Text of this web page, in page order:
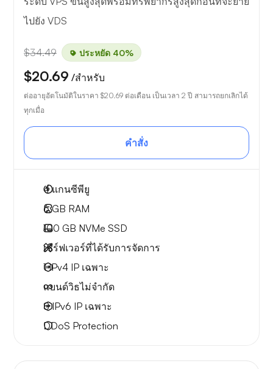
ไปยัง VDS
$34.49 ประหยัด 40%
$20.69 /สำหรับ
ต่ออายุอัตโนมัติในราคา $20.69 ต่อเดือน เป็นเวลา 2 ปี สามารถยกเลิกได้
ทุกเมื่อ
คำสั่ง
4แกนซีพียู
6 GB RAM
100 GB NVMe SSD
เซิร์ฟเวอร์ที่ได้รับการจัดการ
1 IPv4 IP เฉพาะ
แบนด์วิธไม่จำกัด
8 IPv6 IP เฉพาะ
DDoS Protection